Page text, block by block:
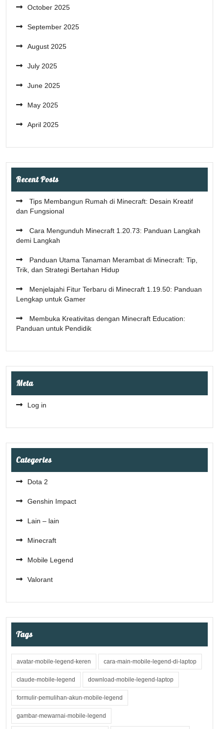
October 2025
September 2025
August 2025
July 2025
June 2025
May 2025
April 2025
Recent Posts
Tips Membangun Rumah di Minecraft: Desain Kreatif
dan Fungsional
Cara Mengunduh Minecraft 1.20.73: Panduan Langkah
demi Langkah
Panduan Utama Tanaman Merambat di Minecraft: Tip,
Trik, dan Strategi Bertahan Hidup
Menjelajahi Fitur Terbaru di Minecraft 1.19.50: Panduan
Lengkap untuk Gamer
Membuka Kreativitas dengan Minecraft Education:
Panduan untuk Pendidik
Meta
Log in
Categories
Dota 2
Genshin Impact
Lain – lain
Minecraft
Mobile Legend
Valorant
Tags
avatar-mobile-legend-keren cara-main-mobile-legend-di-laptop
claude-mobile-legend download-mobile-legend-laptop
formulir-pemulihan-akun-mobile-legend
gambar-mewarnai-mobile-legend